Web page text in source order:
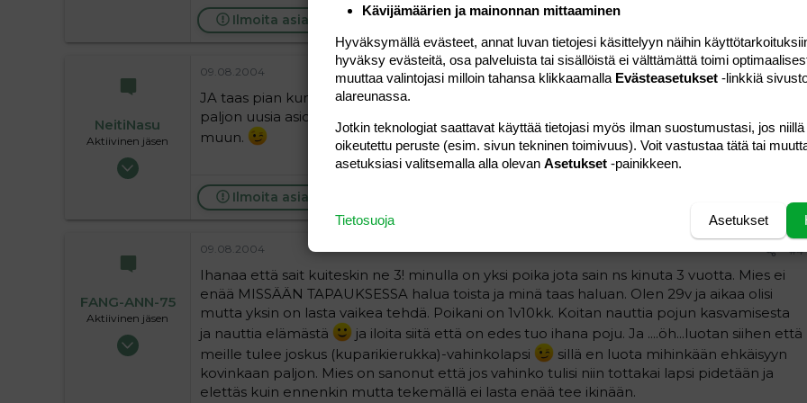
Ilmoita asiaton viesti
NeitiNasu
Aktiivinen jäsen
01.04.2004
09.08.2004 #3
JA taas pian kun lapsista alkaa tulemaan aikuisia; tulee uudet elämäntilanteet, ystävät,
paljon uusia asioita mitkä itse pitää hoitaa, ne tarvitsevat äitään jälleen ylitse kaiken
muun.
Ilmoita asiaton viesti
FANG-ANN-75
Aktiivinen jäsen
17.06.2004
09.08.2004 #4
Ihanaa että sait kuiteskin ne 3! minulla on yksi poika jota sain ns kinuta 3 vuotta. Mies ei
enää MISSÄÄN TAPAUKSESSA halua toista ja minä taas haluan. Olen 29v ja aikaa olisi
mutta yksin on lasta vaikea tehdä. Poikani on 1v10kk. Koitan nauttia pojun kasvamisesta
ja nauttia elämästä
ja iloita siitä että on edes tuo ihana poju. Ja ....öh...luotan siihen että
meille tulee joskus (kuparikierukka)-vahinkolapsi
sillä en luota mihinkään ehkäisyyn
kovinkaan paljon. Mies on sanonut että jos vahinko tulisi niin tottakai lapsi pidetään ja
elettäs kuin ennenkin mutta tekemällä ei lasta enää tee ikinään.
Kävijämäärien ja mainonnan mittaaminen
Hyväksymällä evästeet, annat luvan tietojesi käsittelyyn näihin
hyväksy evästeitä, osa palveluista tai sisällöistä ei välttämättä toimi
muuttaa valintojasi milloin tahansa klikkaamalla Evästeasetukset -linkkiä
alareunassa.
Jotkin teknologiat saattavat käyttää tietojasi myös ilman suostumustasi, jos
oikeutettu peruste (esim. sivun tekninen toimivuus). Voit vastustaa tätä tai
asetuksiasi valitsemalla alla olevan Asetukset -painikkeen.
Asetukset
Tietosuoja